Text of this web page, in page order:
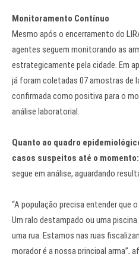
Monitoramento Contínuo
Mesmo após o encerramento do
agentes seguem monitorando as
estrategicamente pela cidade. Em
já foram coletadas 07 amostras de
confirmada como positiva para o
análise laboratorial.
Quanto ao quadro
casos suspeitos até o momento:
segue em análise, aguardando
“A população precisa entender que
Um ralo destampado ou uma
uma rua. Estamos nas ruas
morador é a nossa principal arma”,